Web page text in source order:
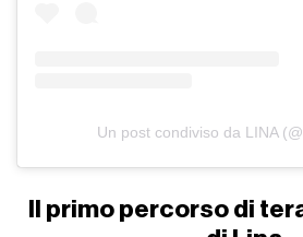
Un post condiviso da LINA
Il primo percorso di